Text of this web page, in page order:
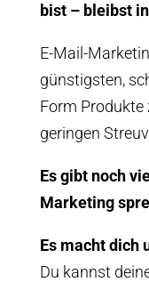
bist – bleibst
E-Mail-
günstigsten,
Form Produkte
geringen
Es gibt noch
Marketing
Es macht dich
Du kannst